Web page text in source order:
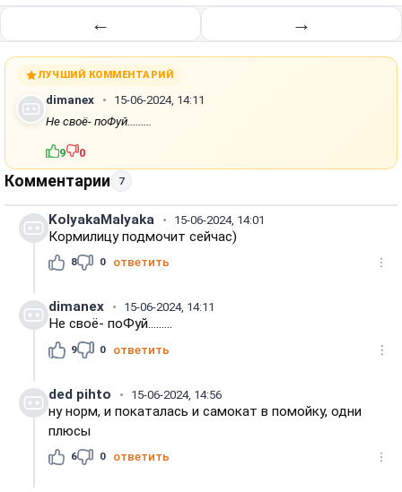
← →
ЛУЧШИЙ КОММЕНТАРИЙ
dimanex
15-06-2024, 14:11
Не своё- поФуй.........
9 0
Комментарии 7
KolyakaMalyaka 15-06-2024, 14:01
Кормилицу подмочит сейчас)
8 0 ответить
dimanex 15-06-2024, 14:11
Не своё- поФуй.........
9 0 ответить
ded pihto 15-06-2024, 14:56
ну норм, и покаталась и самокат в помойку, одни
плюсы
6 0 ответить